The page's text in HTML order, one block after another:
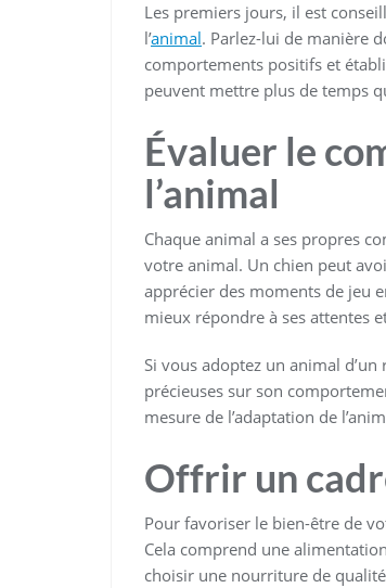
Les premiers jours, il est
l’animal. Parlez-lui de manière
comportements positifs et
peuvent mettre plus de temps
Évaluer le
l’animal
Chaque animal a ses propres
votre animal. Un chien peut
apprécier des moments de jeu
mieux répondre à ses attentes
Si vous adoptez un animal
précieuses sur son
mesure de l’adaptation de
Offrir un
Pour favoriser le bien-être de
Cela comprend une
choisir une nourriture de